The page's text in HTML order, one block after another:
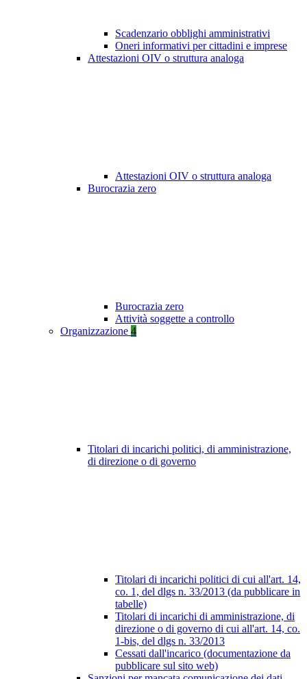
Scadenzario obblighi amministrativi
Oneri informativi per cittadini e imprese
Attestazioni OIV o struttura analoga
Attestazioni OIV o struttura analoga
Burocrazia zero
Burocrazia zero
Attività soggette a controllo
Organizzazione 4
Titolari di incarichi politici, di amministrazione,
di direzione o di governo
Titolari di incarichi politici di cui all'art. 14,
co. 1, del dlgs n. 33/2013 (da pubblicare in
tabelle)
Titolari di incarichi di amministrazione, di
direzione o di governo di cui all'art. 14, co.
1-bis, del dlgs n. 33/2013
Cessati dall'incarico (documentazione da
pubblicare sul sito web)